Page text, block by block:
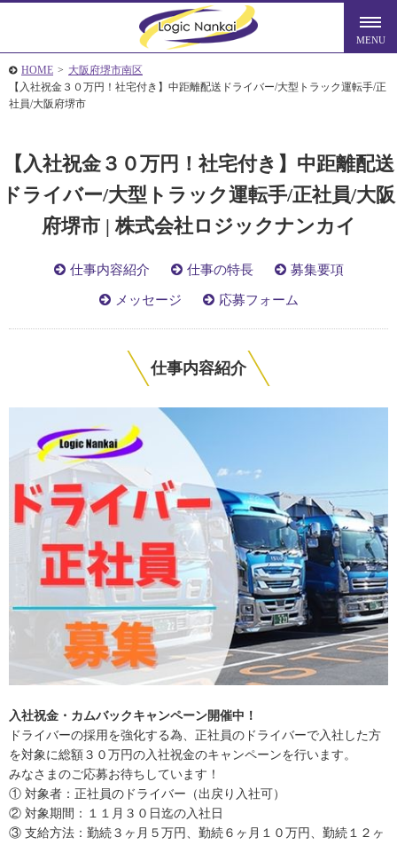
HOME > 大阪府堺市南区
【入社祝金３０万円！社宅付き】中距離配送ドライバー/大型トラック運転手/正
社員/大阪府堺市
【入社祝金３０万円！社宅付き】中距離配送
ドライバー/大型トラック運転手/正社員/大阪
府堺市 | 株式会社ロジックナンカイ
仕事内容紹介 仕事の特長 募集要項
メッセージ 応募フォーム
仕事内容紹介
入社祝金・カムバックキャンペーン開催中！
ドライバーの採用を強化する為、正社員のドライバーで入社した方
を対象に総額３０万円の入社祝金のキャンペーンを行います。
みなさまのご応募お待ちしています！
① 対象者：正社員のドライバー（出戻り入社可）
② 対象期間：１１月３０日迄の入社日
③ 支給方法：勤続３ヶ月５万円、勤続６ヶ月１０万円、勤続１２ヶ